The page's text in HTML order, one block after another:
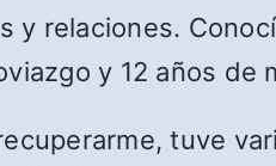
y relaciones.
y 12 años de
tuve